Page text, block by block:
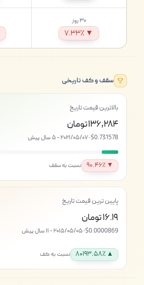
۳۰ روز
▼ ۷.۳۳٪
سقف و کف تاریخی
بالاترین قیمت تاریخ
۱۳۶,۲۸۴ تومان
$0.731578
-۲۰۲۱/۰۵/۰۷ - ۵ سال پیش
▼ ۹۰.۴۶٪ نسبت به سقف
پایین ترین قیمت تاریخ
۱۶.۱۹ تومان
$0.0000869
-۲۰۱۵/۰۵/۰۵ - ۱۱ سال پیش
▲ ۸۰۱۹۳.۵۸٪ نسبت به کف